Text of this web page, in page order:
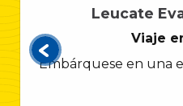
Leucate
Viaje
Embárquese en una